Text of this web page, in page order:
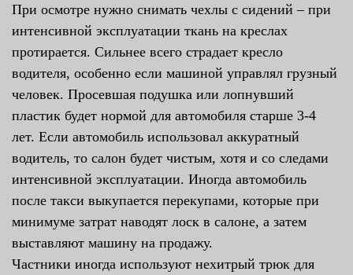
При осмотре нужно снимать чехлы с сидений – при
интенсивной эксплуатации ткань на креслах
протирается. Сильнее всего страдает кресло
водителя, особенно если машиной управлял грузный
человек. Просевшая подушка или лопнувший
пластик будет нормой для автомобиля старше 3-4
лет. Если автомобиль использовал аккуратный
водитель, то салон будет чистым, хотя и со следами
интенсивной эксплуатации. Иногда автомобиль
после такси выкупается перекупами, которые при
минимуме затрат наводят лоск в салоне, а затем
выставляют машину на продажу.
Частники иногда используют нехитрый трюк для